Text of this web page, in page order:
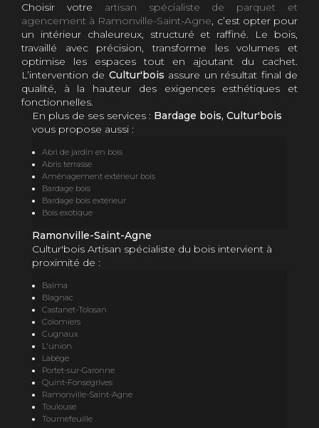
Choisir votre artisan spécialiste de parquet et
agencement à Ramonville-Saint-Agne, c’est opter pour
un intérieur chaleureux, structuré et raffiné. Le bois,
travaillé avec précision, transforme les volumes et
optimise les espaces tout en ajoutant du cachet.
L’intervention de Cultur'bois assure un résultat final de
qualité, à la hauteur des exigences esthétiques et
fonctionnelles.
En plus de ses services : Bardage bois, Cultur'bois
vous propose aussi :
Abri de jardin en bois
Abris terrasse
Aménagement extérieur bois
Bardage bois
Bardage bois extérieur
Bois exotique
Ramonville-Saint-Agne
Cultur'bois Artisan spécialiste du bois intervient à
proximité de :
Balma
Blagnac
Castanet-Tolosan
Colomiers
Cugnaux
L'union
Labège
Portet-sur-Garonne
Quint-Fonsegrives
Ramonville-Saint-Agne
Toulouse
Tournefeuille